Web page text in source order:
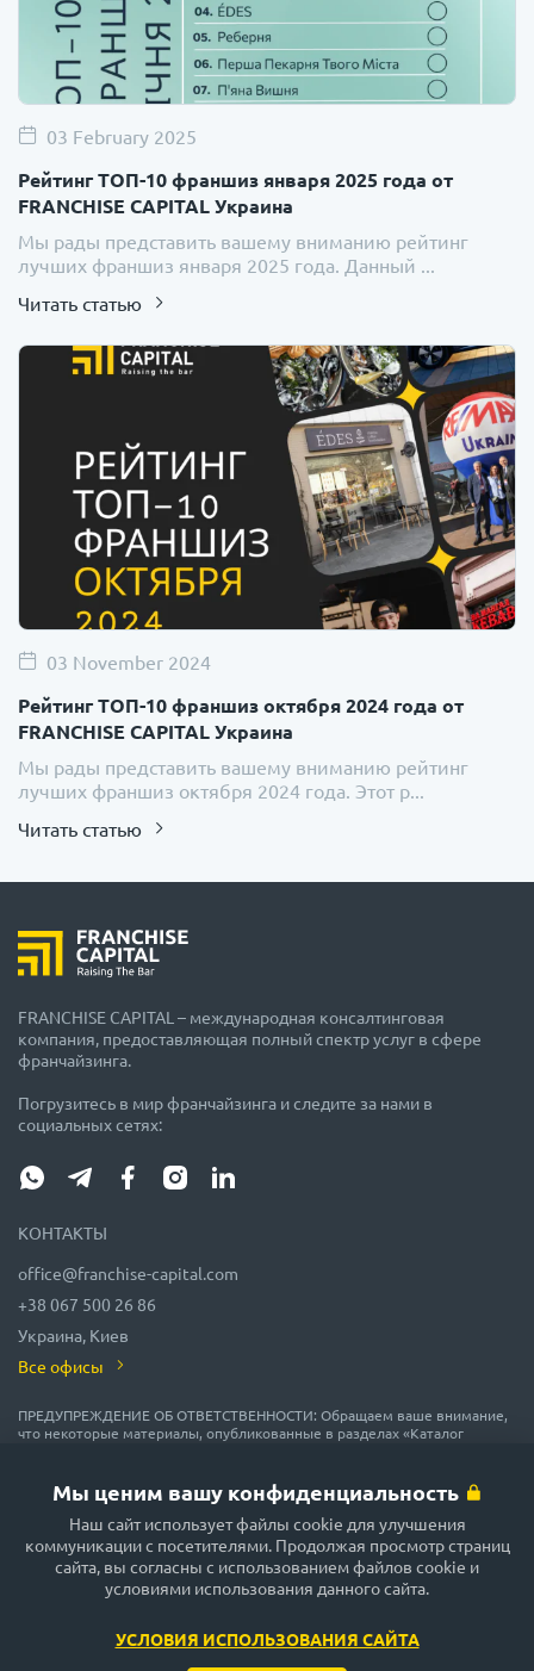
03 February 2025
Рейтинг ТОП-10 франшиз января 2025 года от
FRANCHISE CAPITAL Украина
Мы рады представить вашему вниманию рейтинг
лучших франшиз января 2025 года. Данный ...
Читать статью
03 November 2024
Рейтинг ТОП-10 франшиз октября 2024 года от
FRANCHISE CAPITAL Украина
Мы рады представить вашему вниманию рейтинг
лучших франшиз октября 2024 года. Этот р...
Читать статью
Мы ценим вашу конфиденциальность
Наш сайт использует файлы cookie для улучшения
коммуникации с посетителями. Продолжая просмотр страниц
сайта, вы согласны с использованием файлов cookie и
условиями использования данного сайта.
УСЛОВИЯ ИСПОЛЬЗОВАНИЯ САЙТА
FRANCHISE CAPITAL – международная консалтинговая
компания, предоставляющая полный спектр услуг в сфере
франчайзинга.
Погрузитесь в мир франчайзинга и следите за нами в
социальных сетях:
КОНТАКТЫ
office@franchise-capital.com
+38 067 500 26 86
Украина, Киев
Все офисы
ПРЕДУПРЕЖДЕНИЕ ОБ ОТВЕТСТВЕННОСТИ: Обращаем ваше внимание,
что некоторые материалы, опубликованные в разделах «Каталог
рекламы или получены на безвозмездной основе из источников,
которые мы считаем надежными, но их точность и полнота не
гарантируются! В соответствии с законодательством, администрация
сайта FRANCHISE CAPITAL не гарантирует и не обещает в будущем
доходности никаких вложений, не дает гарантии надежности
возможных инвестиций и стабильности размеров возможных доходов.
Сайт FRANCHISE CAPITAL не несёт никакой ответственности за